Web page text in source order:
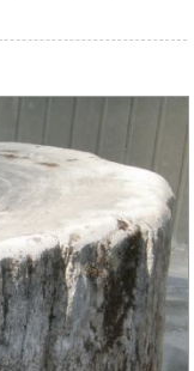
璞園！